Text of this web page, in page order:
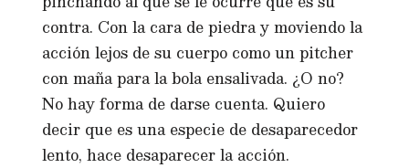
contra. Con la cara de piedra y moviendo la
acción lejos de su cuerpo como un pitcher
con maña para la bola ensalivada. ¿O no?
No hay forma de darse cuenta. Quiero
decir que es una especie de desaparecedor
lento, hace desaparecer la acción.